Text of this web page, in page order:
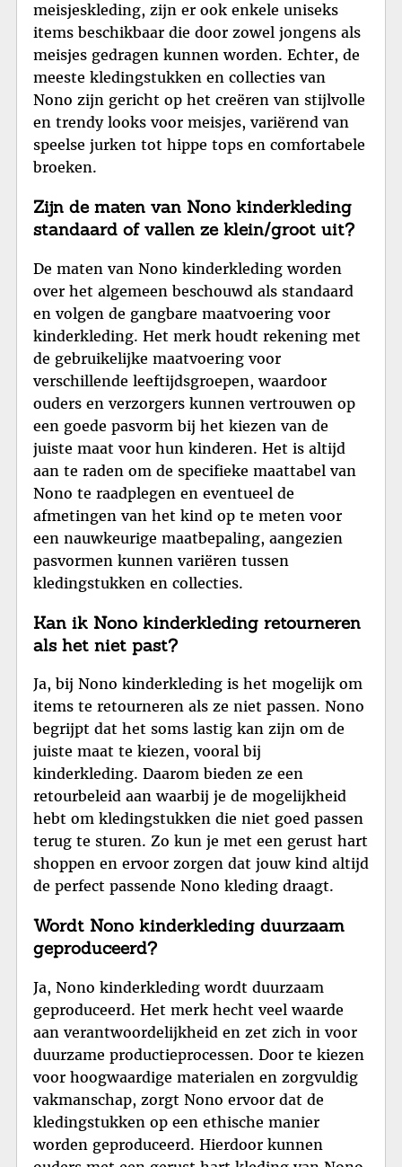
meisjeskleding, zijn er ook enkele uniseks
items beschikbaar die door zowel jongens als
meisjes gedragen kunnen worden. Echter, de
meeste kledingstukken en collecties van
Nono zijn gericht op het creëren van stijlvolle
en trendy looks voor meisjes, variërend van
speelse jurken tot hippe tops en comfortabele
broeken.
Zijn de maten van Nono kinderkleding
standaard of vallen ze klein/groot uit?
De maten van Nono kinderkleding worden
over het algemeen beschouwd als standaard
en volgen de gangbare maatvoering voor
kinderkleding. Het merk houdt rekening met
de gebruikelijke maatvoering voor
verschillende leeftijdsgroepen, waardoor
ouders en verzorgers kunnen vertrouwen op
een goede pasvorm bij het kiezen van de
juiste maat voor hun kinderen. Het is altijd
aan te raden om de specifieke maattabel van
Nono te raadplegen en eventueel de
afmetingen van het kind op te meten voor
een nauwkeurige maatbepaling, aangezien
pasvormen kunnen variëren tussen
kledingstukken en collecties.
Kan ik Nono kinderkleding retourneren
als het niet past?
Ja, bij Nono kinderkleding is het mogelijk om
items te retourneren als ze niet passen. Nono
begrijpt dat het soms lastig kan zijn om de
juiste maat te kiezen, vooral bij
kinderkleding. Daarom bieden ze een
retourbeleid aan waarbij je de mogelijkheid
hebt om kledingstukken die niet goed passen
terug te sturen. Zo kun je met een gerust hart
shoppen en ervoor zorgen dat jouw kind altijd
de perfect passende Nono kleding draagt.
Wordt Nono kinderkleding duurzaam
geproduceerd?
Ja, Nono kinderkleding wordt duurzaam
geproduceerd. Het merk hecht veel waarde
aan verantwoordelijkheid en zet zich in voor
duurzame productieprocessen. Door te kiezen
voor hoogwaardige materialen en zorgvuldig
vakmanschap, zorgt Nono ervoor dat de
kledingstukken op een ethische manier
worden geproduceerd. Hierdoor kunnen